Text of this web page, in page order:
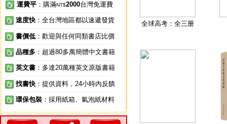
運費平 ：購滿NT$2000台灣免運費
速度快 ：全台灣地區都以速遞發貨
書價低 ：歡迎與任何同類書店比價
品種多 ：超過80多萬簡體中文書籍
英文書 ：多達20萬種英文原版書籍
找書快 ：提供資料，24小時內反饋
環保包裝 ：採用紙箱、氣泡紙材料
全球高考：全三册